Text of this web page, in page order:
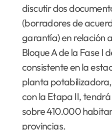
discutir dos
(borradores de
garantía) en relación
Bloque A de la Fase I
consistente en la
planta
con la Etapa II,
sobre 410.000
provincias.